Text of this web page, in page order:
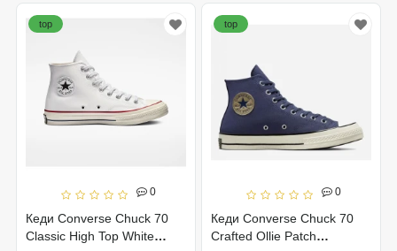
0
Кеди Converse Chuck 70
Classic High Top White
top
0
Кеди Converse Chuck 70
Crafted Ollie Patch
top